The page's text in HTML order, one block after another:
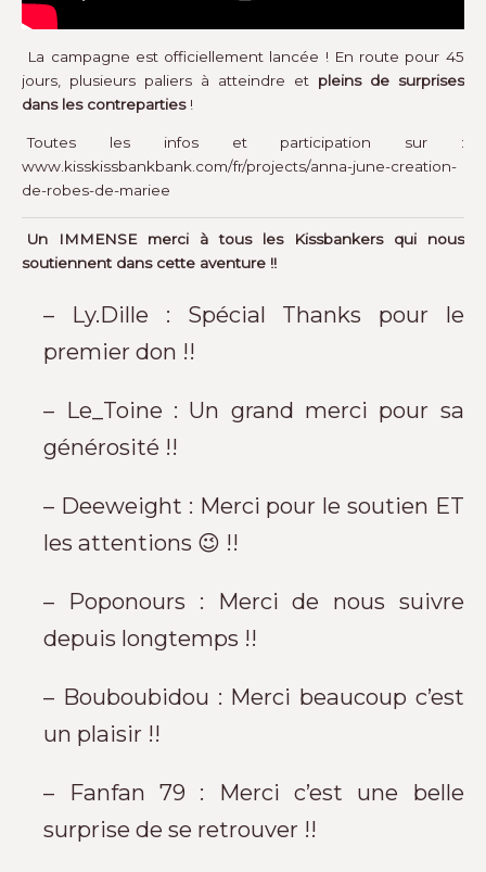
La campagne est officiellement lancée ! En route pour 45
jours, plusieurs paliers à atteindre et pleins de surprises
dans les contreparties!
Toutes les infos et participation sur :
www.kisskissbankbank.com/fr/projects/anna-june-creation-
de-robes-de-mariee
Un IMMENSE merci à tous les Kissbankers qui nous
soutiennent dans cette aventure !!
– Ly.Dille : Spécial Thanks pour le
premier don !!
– Le_Toine : Un grand merci pour sa
générosité !!
– Deeweight : Merci pour le soutien ET
les attentions 😉 !!
– Poponours : Merci de nous suivre
depuis longtemps !!
– Bouboubidou : Merci beaucoup c’est
un plaisir !!
– Fanfan 79 : Merci c’est une belle
surprise de se retrouver !!